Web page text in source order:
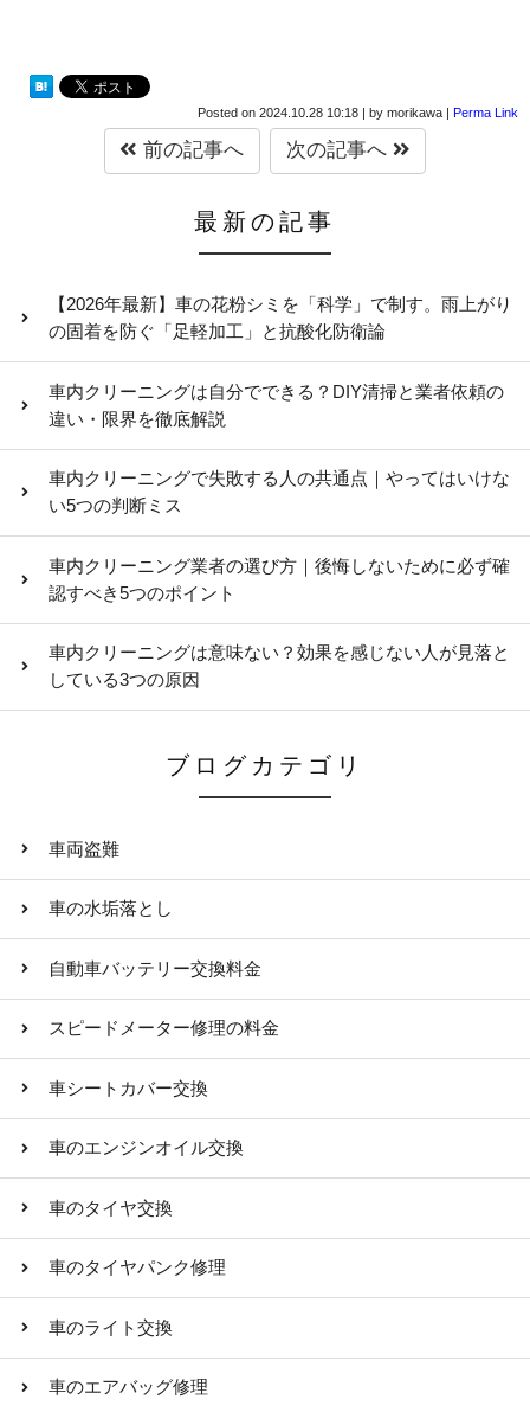
Posted on 2024.10.28 10:18 | by morikawa | Perma Link
前の記事へ 次の記事へ
最新の記事
【2026年最新】車の花粉シミを「科学」で制す。雨上がり
の固着を防ぐ「足軽加工」と抗酸化防衛論
車内クリーニングは自分でできる？DIY清掃と業者依頼の
違い・限界を徹底解説
車内クリーニングで失敗する人の共通点｜やってはいけな
い5つの判断ミス
車内クリーニング業者の選び方｜後悔しないために必ず確
認すべき5つのポイント
車内クリーニングは意味ない？効果を感じない人が見落と
している3つの原因
ブログカテゴリ
車両盗難
車の水垢落とし
自動車バッテリー交換料金
スピードメーター修理の料金
車シートカバー交換
車のエンジンオイル交換
車のタイヤ交換
車のタイヤパンク修理
車のライト交換
車のエアバッグ修理